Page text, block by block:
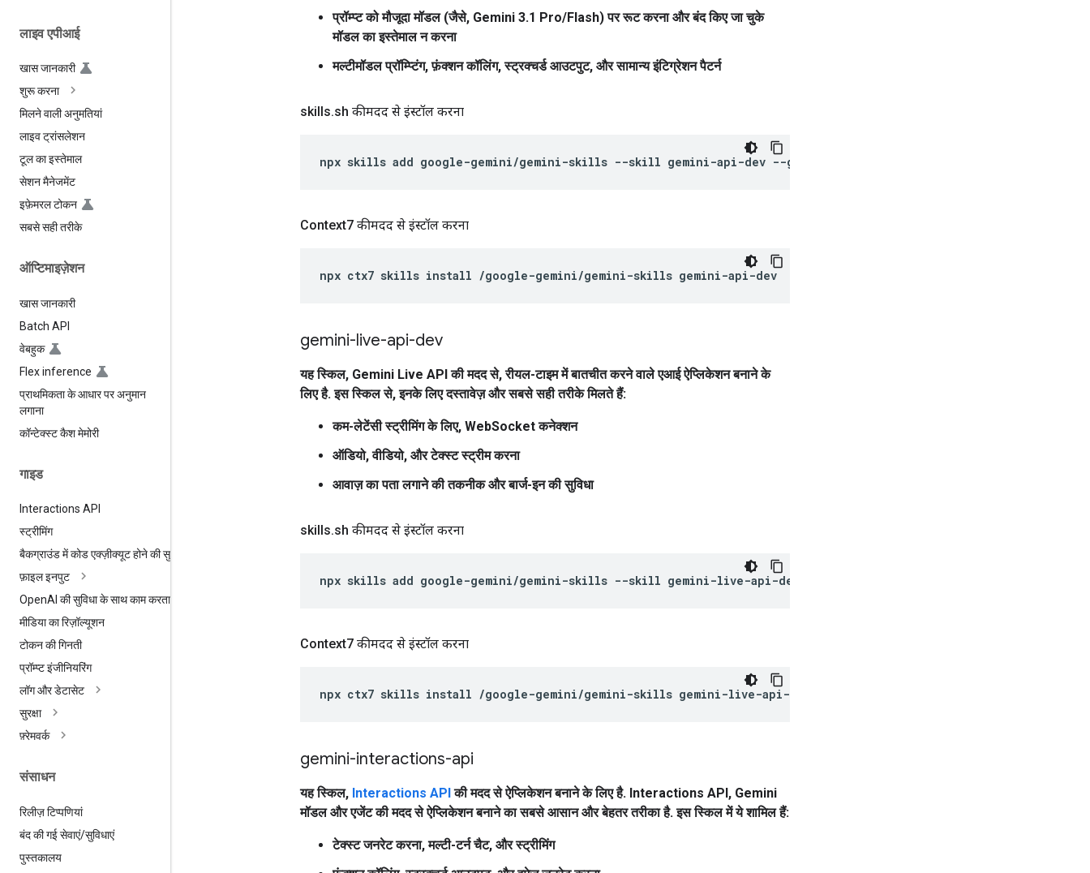
लाइव एपीआई
खास जानकारी
शुरू करना
मिलने वाली अनुमतियां
लाइव ट्रांसलेशन
टूल का इस्तेमाल
सेशन मैनेजमेंट
इफ़ेमरल टोकन
सबसे सही तरीके
ऑप्टिमाइज़ेशन
खास जानकारी
Batch API
वेबहुक
Flex inference
प्राथमिकता के आधार पर अनुमान
लगाना
कॉन्टेक्स्ट कैश मेमोरी
गाइड
Interactions API
स्ट्रीमिंग
बैकग्राउंड में कोड एक्ज़ीक्यूट होने की सुविधा
फ़ाइल इनपुट
OpenAI की सुविधा के साथ काम करता है
मीडिया का रिज़ॉल्यूशन
टोकन की गिनती
प्रॉम्प्ट इंजीनियरिंग
लॉग और डेटासेट
सुरक्षा
फ़्रेमवर्क
संसाधन
रिलीज़ टिप्पणियां
बंद की गई सेवाएं/सुविधाएं
पुस्तकालय
प्रॉम्प्ट को मौजूदा मॉडल (जैसे, Gemini 3.1 Pro/Flash) पर रूट करना और बंद किए जा चुके
मॉडल का इस्तेमाल न करना
मल्टीमॉडल प्रॉम्प्टिंग, फ़ंक्शन कॉलिंग, स्ट्रक्चर्ड आउटपुट, और सामान्य इंटिग्रेशन पैटर्न
skills.sh की मदद से इंस्टॉल करना
npx skills add google-gemini/gemini-skills --skill gemini-api-dev
Context7 की मदद से इंस्टॉल करना
npx ctx7 skills install /google-gemini/gemini-skills
gemini-live-api-dev
यह स्किल, Gemini Live API की मदद से, रीयल-टाइम में बातचीत करने वाले एआई ऐप्लिकेशन बनाने के
लिए है. इस स्किल से, इनके लिए दस्तावेज़ और सबसे सही तरीके मिलते हैं:
कम-लेटेंसी स्ट्रीमिंग के लिए, WebSocket कनेक्शन
ऑडियो, वीडियो, और टेक्स्ट स्ट्रीम करना
आवाज़ का पता लगाने की तकनीक और बार्ज-इन की सुविधा
skills.sh की मदद से इंस्टॉल करना
npx skills add google-gemini/gemini-skills --skill gemini-live-api-dev
Context7 की मदद से इंस्टॉल करना
npx ctx7 skills install /google-gemini/gemini-skills
gemini-interactions-api
यह स्किल, Interactions APIकी मदद से ऐप्लिकेशन बनाने के लिए है. Interactions API, Gemini
मॉडल और एजेंट की मदद से ऐप्लिकेशन बनाने का सबसे आसान और बेहतर तरीका है. इस स्किल में ये शामिल हैं:
टेक्स्ट जनरेट करना, मल्टी-टर्न चैट, और स्ट्रीमिंग